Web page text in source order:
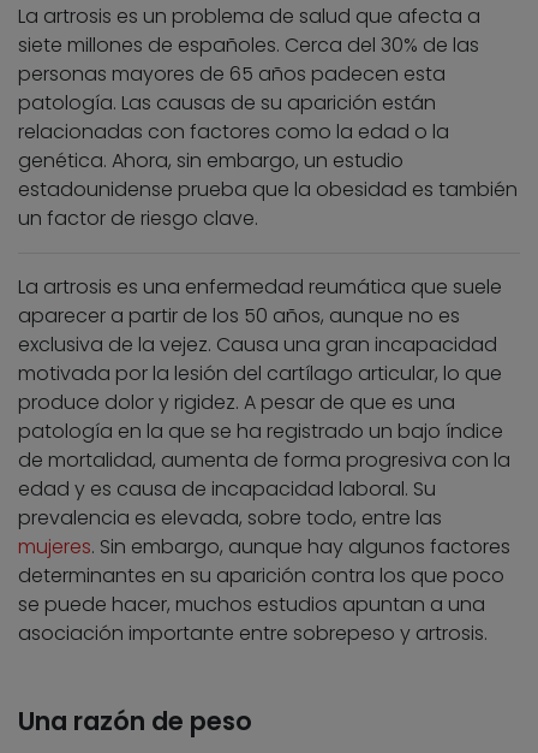
La artrosis es un problema de salud que afecta a
siete millones de españoles. Cerca del 30% de las
personas mayores de 65 años padecen esta
patología. Las causas de su aparición están
relacionadas con factores como la edad o la
genética. Ahora, sin embargo, un estudio
estadounidense prueba que la obesidad es también
un factor de riesgo clave.
La artrosis es una enfermedad reumática que suele
aparecer a partir de los 50 años, aunque no es
exclusiva de la vejez. Causa una gran incapacidad
motivada por la lesión del cartílago articular, lo que
produce dolor y rigidez. A pesar de que es una
patología en la que se ha registrado un bajo índice
de mortalidad, aumenta de forma progresiva con la
edad y es causa de incapacidad laboral. Su
prevalencia es elevada, sobre todo, entre las
mujeres. Sin embargo, aunque hay algunos factores
determinantes en su aparición contra los que poco
se puede hacer, muchos estudios apuntan a una
asociación importante entre sobrepeso y artrosis.
Una razón de peso